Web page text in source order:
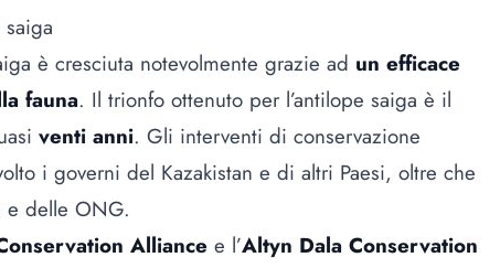
è cresciuta notevolmente grazie ad un efficace
fauna. Il trionfo ottenuto per l’antilope saiga è il
venti anni. Gli interventi di conservazione
i governi del Kazakistan e di altri Paesi, oltre che
e delle ONG.
Alliance e l’Altyn Dala Conservation